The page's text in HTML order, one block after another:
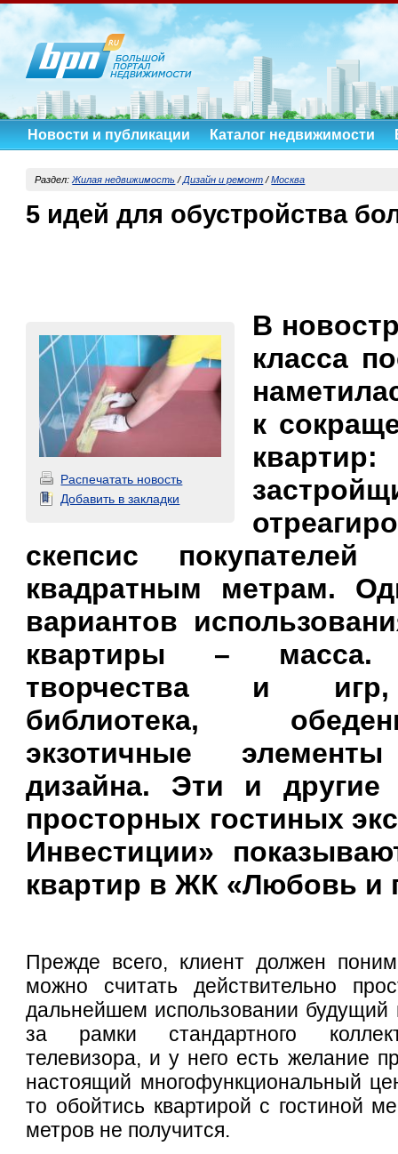
Новости и публикации Каталог недвижимости
Раздел:Жилая недвижимость /Дизайн и ремонт /Москва
5 идей для обустройства
Распечатать новость
Добавить в закладки
В
класса
к
скепсис
квадратным метрам.
вариантов
квартиры –
творчества и
библиотека,
экзотичные
дизайна. Эти и
просторных гостиных
Инвестиции»
квартир в ЖК «Любовь и
Прежде всего, клиент должен
можно считать действительно
дальнейшем использовании будущий
за рамки стандартного
телевизора, и у него есть желание
настоящий многофункциональный
то обойтись квартирой с гостиной
метров не получится.